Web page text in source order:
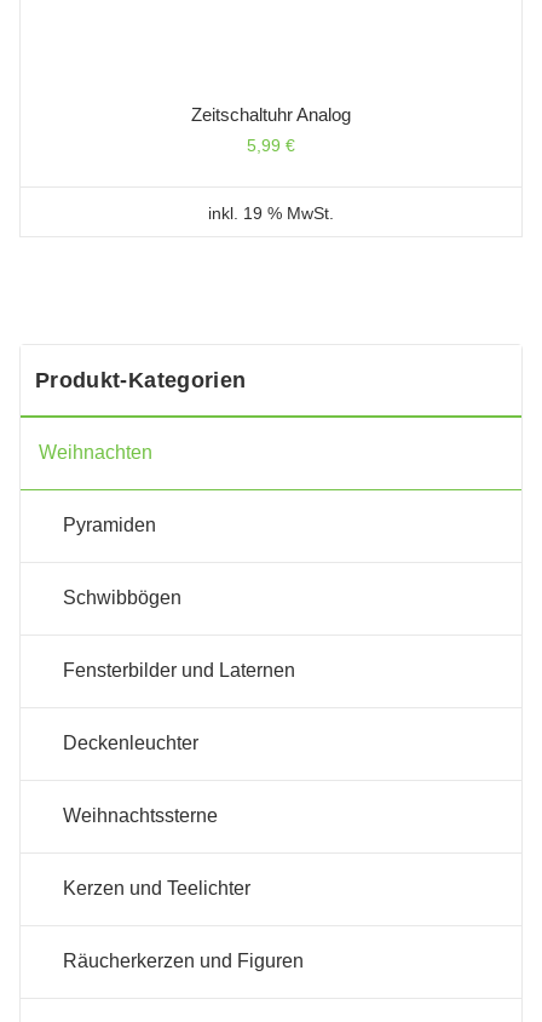
Zeitschaltuhr Analog
5,99 €
inkl. 19 % MwSt.
Produkt-Kategorien
Weihnachten
Pyramiden
Schwibbögen
Fensterbilder und Laternen
Deckenleuchter
Weihnachtssterne
Kerzen und Teelichter
Räucherkerzen und Figuren